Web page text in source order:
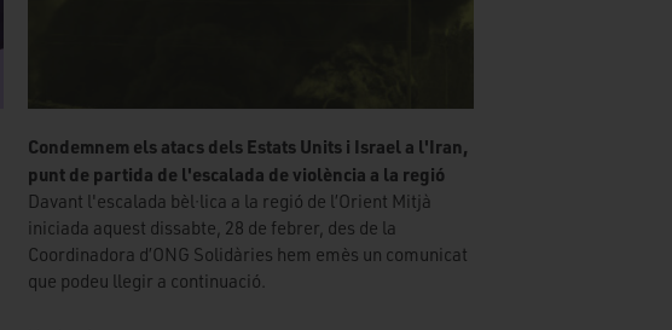
Condemnem els atacs dels Estats Units i Israel a l'Iran,
punt de partida de l'escalada de violència a la regió
Davant l'escalada bèl·lica a la regió de l’Orient Mitjà
iniciada aquest dissabte, 28 de febrer, des de la
Coordinadora d’ONG Solidàries hem emès un comunicat
que podeu llegir a continuació.